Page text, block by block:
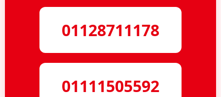
01128711178
01111505592